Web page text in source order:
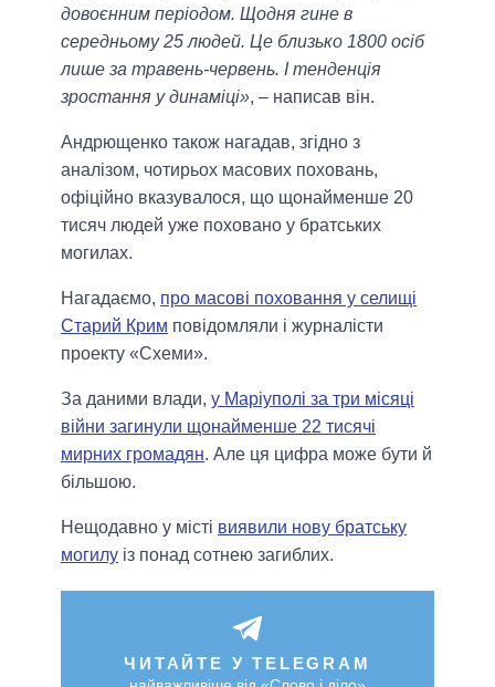
довоєнним періодом. Щодня гине в
середньому 25 людей. Це близько 1800 осіб
лише за травень-червень. І тенденція
зростання у динаміці», – написав він.
Андрющенко також нагадав, згідно з
аналізом, чотирьох масових поховань,
офіційно вказувалося, що щонайменше 20
тисяч людей уже поховано у братських
могилах.
Нагадаємо, про масові поховання у селищі
Старий Крим повідомляли і журналісти
проекту «Схеми».
За даними влади, у Маріуполі за три місяці
війни загинули щонайменше 22 тисячі
мирних громадян. Але ця цифра може бути й
більшою.
Нещодавно у місті виявили нову братську
могилу із понад сотнею загиблих.
ЧИТАЙТЕ У TELEGRAM